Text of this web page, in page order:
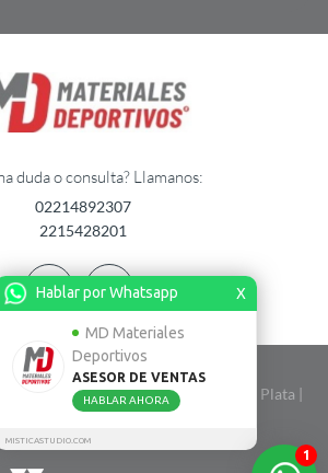
1
Hablar por Whatsapp X
MD Materiales
Deportivos
ASESOR DE VENTAS
HABLAR AHORA
MISTICASTUDIO.COM
duda o consulta? Llamanos:
02214892307
2215428201
| Calle 2 n� 1724 entre 67 y 68 - La Plata |
Derechos Reservados. 2026